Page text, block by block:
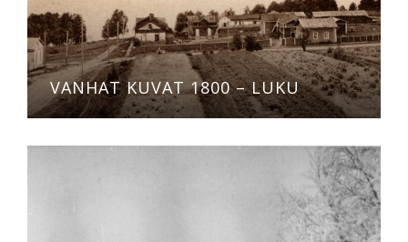
VANHAT KUVAT 1800 – LUKU